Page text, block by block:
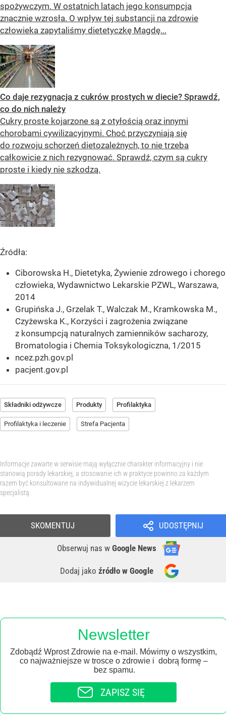
spożywczym. W ostatnich latach jego konsumpcja
znacznie wzrosła. O wpływ tej substancji na zdrowie
człowieka zapytaliśmy dietetyczkę Magdę...
Co daje rezygnacja z cukrów prostych w diecie? Sprawdź,
co do nich należy
Cukry proste kojarzone są z otyłością oraz innymi
chorobami cywilizacyjnymi. Choć przyczyniają się
do rozwoju schorzeń dietozależnych, to nie trzeba
całkowicie z nich rezygnować. Sprawdź, czym są cukry
proste i kiedy nie szkodzą.
Źródła:
Ciborowska H., Dietetyka, Żywienie zdrowego i chorego
człowieka, Wydawnictwo Lekarskie PZWL, Warszawa,
2014
Grupińska J., Grzelak T., Walczak M., Kramkowska M.,
Czyżewska K., Korzyści i zagrożenia związane
z konsumpcją naturalnych zamienników sacharozy,
Bromatologia i Chemia Toksykologiczna, 1/2015
ncez.pzh.gov.pl
pacjent.gov.pl
Składniki odżywcze Produkty Profilaktyka
Profilaktyka i leczenie Strefa Pacjenta
Informacje zawarte w serwisie mają wyłącznie charakter informacyjny i nie
stanowią porady lekarskiej, a stosowanie ich w praktyce powinno za każdym
razem być konsultowane na indywidualnej wizycie lekarskiej z lekarzem
specjalistą.
UDOSTĘPNIJ
Obserwuj nas w Google News
Dodaj jako źródło w Google
SKOMENTUJ
Newsletter
Zdobądź Wprost Zdrowie na e-mail. Mówimy o wszystkim,
co najważniejsze w trosce o zdrowie i dobrą formę –
bez spamu.
ZAPISZ SIĘ